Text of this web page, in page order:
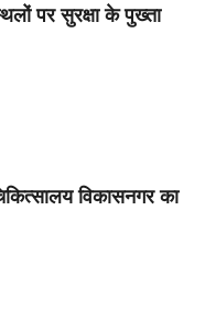
पर सुरक्षा के पुख्ता
विकासनगर का